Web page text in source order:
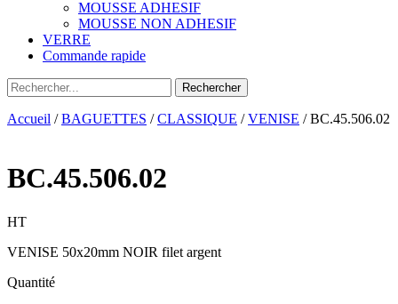
MOUSSE ADHESIF
MOUSSE NON ADHESIF
VERRE
Commande rapide
Accueil /BAGUETTES /CLASSIQUE /VENISE / BC.45.506.02
BC.45.506.02
HT
VENISE 50x20mm NOIR filet argent
Quantité